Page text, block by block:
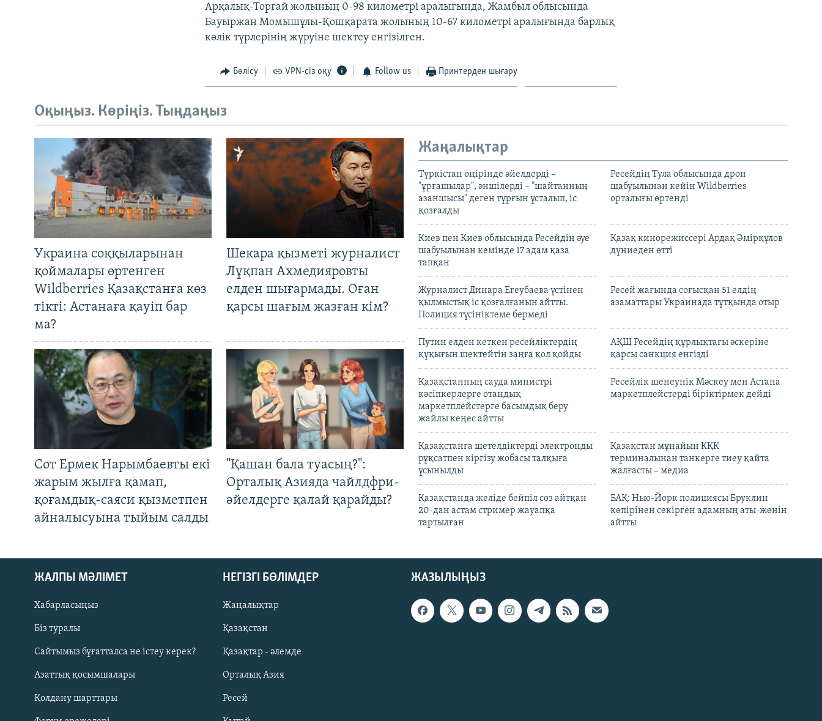
Русский
ЖАЗЫЛЫҢЫЗ
Арқалық-Торғай жолының 0-98 километрі аралығында, Жамбыл облысында
Бауыржан Момышұлы-Қошқарата жолының 10-67 километрі аралығында барлық
көлік түрлерінің жүруіне шектеу енгізілген.
Бөлісу VPN-сіз оқу Follow us Принтерден шығару
Оқыңыз. Көріңіз. Тыңдаңыз
Украина соққыларынан
қоймалары өртенген
Wildberries Қазақстанға көз
тікті: Астанаға қауіп бар
ма?
Шекара қызметі журналист
Лұқпан Ахмедияровты
елден шығармады. Оған
қарсы шағым жазған кім?
Сот Ермек Нарымбаевты екі
жарым жылға қамап,
қоғамдық-саяси қызметпен
айналысуына тыйым салды
"Қашан бала туасың?":
Орталық Азияда чайлдфри-
әйелдерге қалай қарайды?
Жаңалықтар
Түркістан өңірінде әйелдерді –
"ұрғашылар", әншілерді – "шайтанның
азаншысы" деген тұрғын ұсталып, іс
қозғалды
Ресейдің Тула облысында дрон
шабуылынан кейін Wildberries
орталығы өртенді
Киев пен Киев облысында Ресейдің әуе
шабуылынан кемінде 17 адам қаза
тапқан
Қазақ кинорежиссері Ардақ Әмірқұлов
дүниеден өтті
Журналист Динара Егеубаева үстінен
қылмыстық іс қозғалғанын айтты.
Полиция түсініктеме бермеді
Ресей жағында соғысқан 51 елдің
азаматтары Украинада тұтқында отыр
Путин елден кеткен ресейліктердің
құқығын шектейтін заңға қол қойды
АҚШ Ресейдің құрлықтағы әскеріне
қарсы санкция енгізді
Қазақстанның сауда министрі
кәсіпкерлерге отандық
маркетплейстерге басымдық беру
жайлы кеңес айтты
Ресейлік шенеунік Мәскеу мен Астана
маркетплейстерді біріктірмек дейді
Қазақстанға шетелдіктерді электронды
рұқсатпен кіргізу жобасы талқыға
ұсынылды
Қазақстан мұнайын КҚК
терминалынан танкерге тиеу қайта
жалғасты – медиа
Қазақстанда желіде бейпіл сөз айтқан
20-дан астам стример жауапқа
тартылған
БАҚ: Нью-Йорк полициясы Бруклин
көпірінен секірген адамның аты-жөнін
айтты
ЖАЗЫЛЫҢЫЗ
ЖАЛПЫ МӘЛІМЕТ
Хабарласыңыз
Біз туралы
Сайтымыз бұғатталса не істеу керек?
Азаттық қосымшалары
Қолдану шарттары
НЕГІЗГІ БӨЛІМДЕР
Жаңалықтар
Қазақстан
Қазақтар - әлемде
Орталық Азия
Ресей